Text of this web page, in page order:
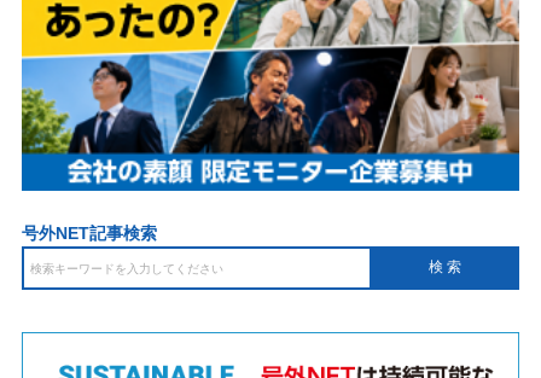
号外NET記事検索